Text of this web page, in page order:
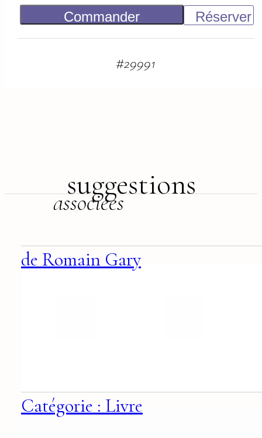
Commander
Réserver
#29991
suggestions
associées
de Romain Gary
Catégorie : Livre